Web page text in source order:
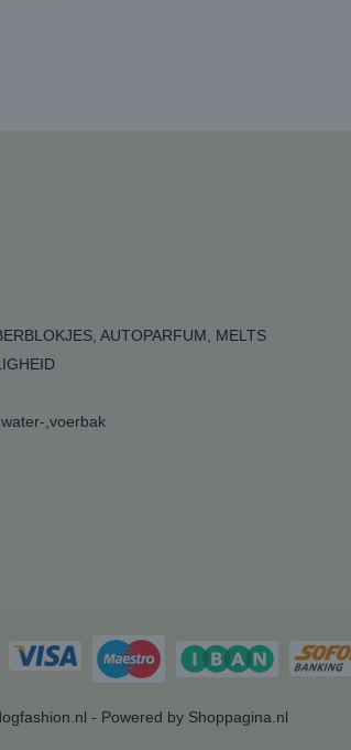
AUTOPARFUM, MELTS
,voerbak
- Powered by Shoppagina.nl